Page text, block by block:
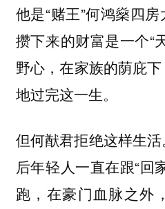
他是“赌王”何鸿燊四
攒下来的财富是一个“
野心，在家族的荫庇
地过完这一生。
但何猷君拒绝这样生
后年轻人一直在跟“回
跑，在豪门血脉之外